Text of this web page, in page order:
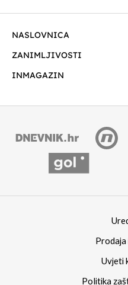
NASLOVNICA
ZANIMLJIVOSTI
INMAGAZIN
Uvjeti
Politika